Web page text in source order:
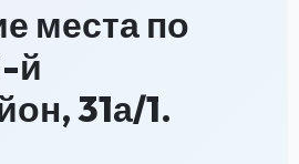
места по
й
31а/1.